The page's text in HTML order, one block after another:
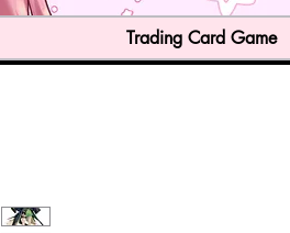
Trading Card Game